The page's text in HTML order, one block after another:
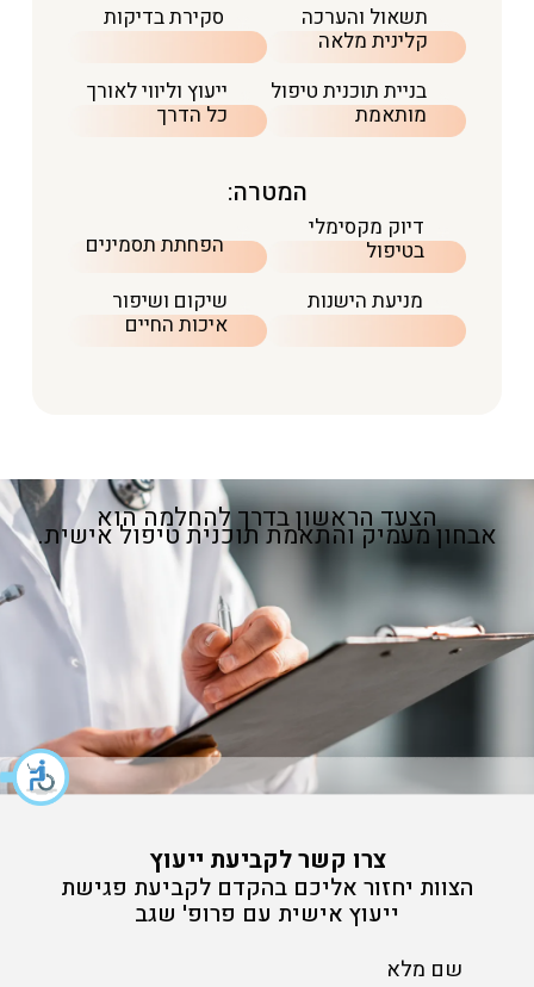
תשאול והערכה
קלינית מלאה
בניית תוכנית טיפול
מותאמת
סקירת בדיקות
ייעוץ וליווי לאורך
כל הדרך
המטרה:
דיוק מקסימלי
בטיפול
מניעת הישנות
הפחתת תסמינים
שיקום ושיפור
איכות החיים
הצעד הראשון בדרך להחלמה הוא
אבחון מעמיק והתאמת תוכנית טיפול אישית.
צרו קשר לקביעת ייעוץ
הצוות יחזור אליכם בהקדם לקביעת פגישת
ייעוץ אישית עם פרופ' שגב
שם מלא